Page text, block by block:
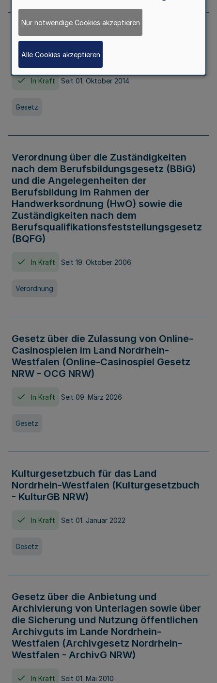
Gesetz über die Hochschulen des Landes
Nordrhein-Westfalen (Hochschulgesetz -
HG)
In Kraft Seit 01. Oktober 2014
Gesetz
Verordnung über die Zuständigkeiten
nach dem Berufsbildungsgesetz (BBiG)
und die Angelegenheiten der
Berufsbildung im Rahmen der
Handwerksordnung (HwO) sowie die
Zuständigkeiten nach dem
Berufsqualifikationsfeststellungsgesetz
(BQFG)
In Kraft Seit 19. Oktober 2006
Verordnung
Gesetz über die Zulassung von Online-
Casinospielen im Land Nordrhein-
Westfalen (Online-Casinospiel Gesetz
NRW - OCG NRW)
In Kraft Seit 09. März 2026
Gesetz
Kulturgesetzbuch für das Land
Nordrhein-Westfalen (Kulturgesetzbuch
- KulturGB NRW)
In Kraft Seit 01. Januar 2022
Gesetz
Gesetz über die Anbietung und
Archivierung von Unterlagen sowie über
die Sicherung und Nutzung öffentlichen
Archivguts im Lande Nordrhein-
Westfalen (Archivgesetz Nordrhein-
Westfalen - ArchivG NRW)
In Kraft Seit 01. Mai 2010
Nur notwendige Cookies akzeptieren
Alle Cookies akzeptieren